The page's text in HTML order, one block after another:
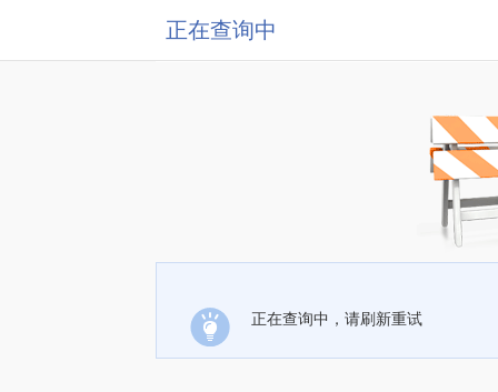
正在查询中
正在查询中，请刷新重试